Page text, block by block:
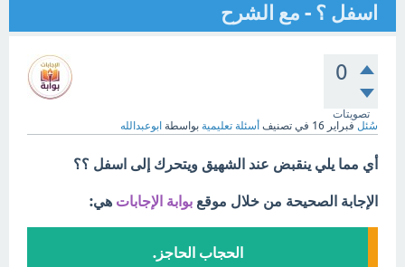
اسفل ؟ - مع الشرح
0
تصويتات
سُئل فبراير 16 في تصنيف أسئلة تعليمية بواسطة ابوعبدالله
أي مما يلي ينقبض عند الشهيق ويتحرك إلى اسفل ؟؟
الإجابة الصحيحة من خلال موقع بوابة الإجابات هي:
الحجاب الحاجز.